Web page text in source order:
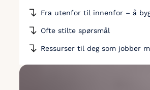
Fra utenfor til innenfor – å
Ofte stilte spørsmål
Ressurser til deg som jobber